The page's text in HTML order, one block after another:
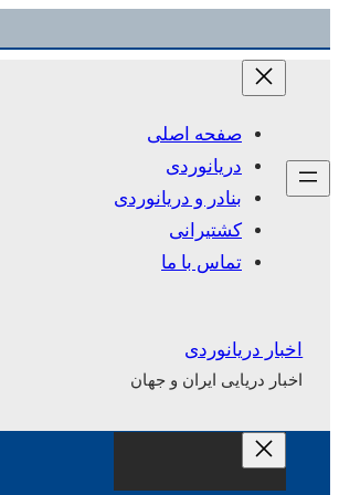
به
صفحه اصلی
دریانوردی
بنادر و دریانوردی
کشتیرانی
تماس با ما
اخبار دریانوردی
اخبار دریایی ایران و جهان